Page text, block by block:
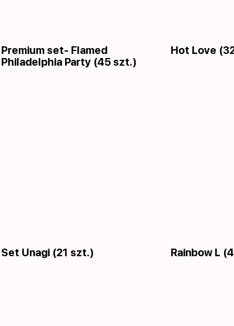
Premium set- Flamed
Philadelphia Party (45 szt.)
Hot Love
Set Unagi (21 szt.) Rainbow L